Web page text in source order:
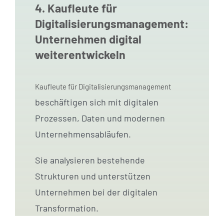
4. Kaufleute für
Digitalisierungsmanagement:
Unternehmen digital
weiterentwickeln
Kaufleute für Digitalisierungsmanagement
beschäftigen sich mit digitalen
Prozessen, Daten und modernen
Unternehmensabläufen.
Sie analysieren bestehende
Strukturen und unterstützen
Unternehmen bei der digitalen
Transformation.